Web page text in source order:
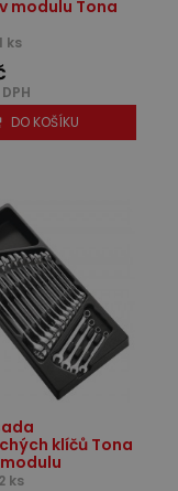
modulu Tona
ks
DO KOŠÍKU
klíčů Tona
ks